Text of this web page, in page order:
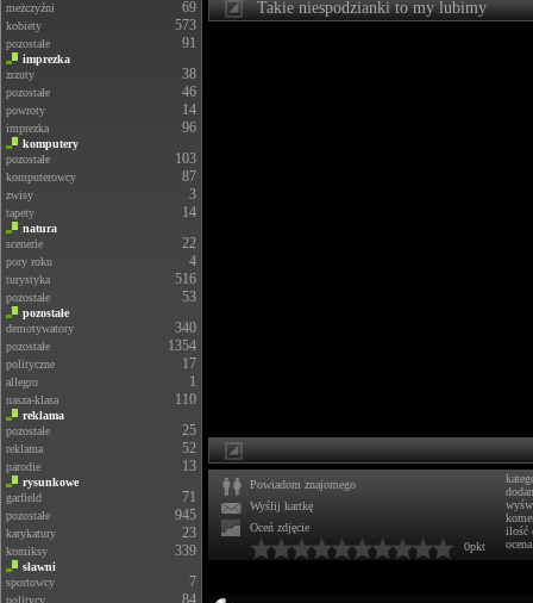
meżczyźni 69
kobiety 573
pozostałe 91
imprezka
zrzuty
38
pozostałe 46
powroty 14
imprezka 96
komputery
pozostałe
103
komputerowcy 87
zwisy 3
tapety 14
natura
scenerie
22
pory roku 4
turystyka 516
pozostałe 53
pozostałe
demotywatory
340
pozostałe 1354
polityczne 17
allegro 1
nasza-klasa 110
reklama
pozostałe
25
reklama 52
parodie 13
rysunkowe
garfield
71
pozostałe 945
karykatury 23
komiksy 339
sławni
sportowcy
7
politycy 84
Takie niespodzianki to my lubimy
Powiadom znajomego
Wyślij kartkę
Oceń zdjęcie
0pkt
ilość
ocena